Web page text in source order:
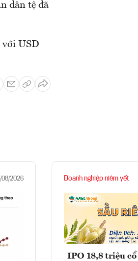
dân tệ đã
với USD
08/2026 Doanh nghiệp niêm yết
IPO 18,8 triệu